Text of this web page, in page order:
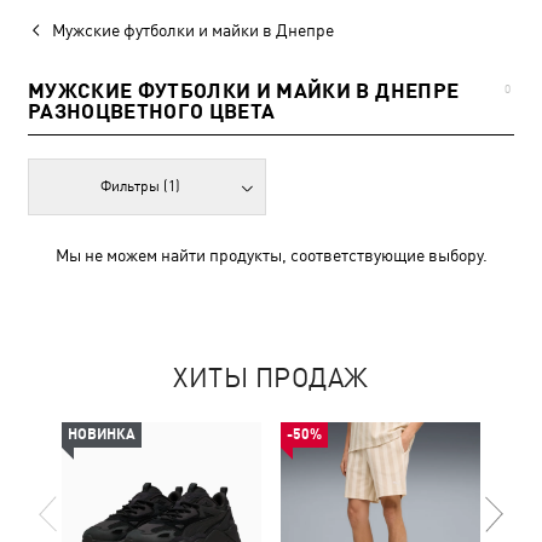
Мужские футболки и майки в Днепре
МУЖСКИЕ ФУТБОЛКИ И МАЙКИ В ДНЕПРЕ
РАЗНОЦВЕТНОГО ЦВЕТА
0
Фильтры (1)
Мы не можем найти продукты, соответствующие выбору.
ХИТЫ ПРОДАЖ
НОВИНКА -50%